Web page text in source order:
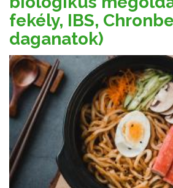
fekély, IBS,
daganatok)